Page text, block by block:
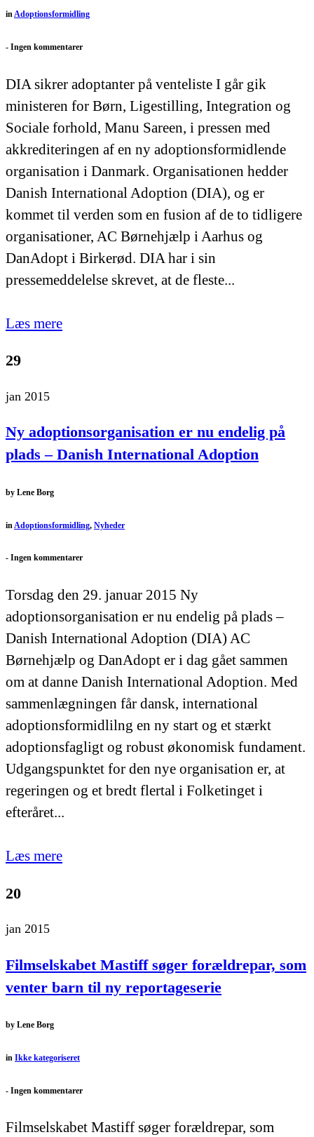
inAdoptionsformidling
- Ingen kommentarer
DIA sikrer adoptanter på venteliste I går gik
ministeren for Børn, Ligestilling, Integration og
Sociale forhold, Manu Sareen, i pressen med
akkrediteringen af en ny adoptionsformidlende
organisation i Danmark. Organisationen hedder
Danish International Adoption (DIA), og er
kommet til verden som en fusion af de to tidligere
organisationer, AC Børnehjælp i Aarhus og
DanAdopt i Birkerød. DIA har i sin
pressemeddelelse skrevet, at de fleste...
Læs mere
29
jan 2015
Ny adoptionsorganisation er nu endelig på
plads – Danish International Adoption
by Lene Borg
in Adoptionsformidling, Nyheder
- Ingen kommentarer
Torsdag den 29. januar 2015 Ny
adoptionsorganisation er nu endelig på plads –
Danish International Adoption (DIA) AC
Børnehjælp og DanAdopt er i dag gået sammen
om at danne Danish International Adoption. Med
sammenlægningen får dansk, international
adoptionsformidlilng en ny start og et stærkt
adoptionsfagligt og robust økonomisk fundament.
Udgangspunktet for den nye organisation er, at
regeringen og et bredt flertal i Folketinget i
efteråret...
Læs mere
20
jan 2015
Filmselskabet Mastiff søger forældrepar, som
venter barn til ny reportageserie
by Lene Borg
in Ikke kategoriseret
- Ingen kommentarer
Filmselskabet Mastiff søger forældrepar, som